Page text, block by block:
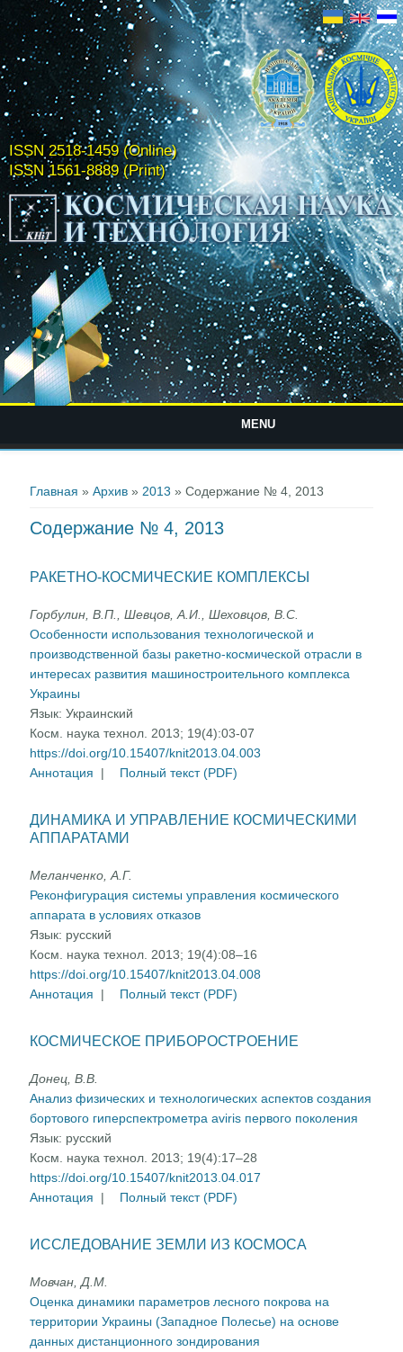
ISSN 2518-1459 (Online)
ISSN 1561-8889 (Print)
MENU
Главная »Архив » 2013 » Содержание № 4, 2013
Содержание № 4, 2013
РАКЕТНО-КОСМИЧЕСКИЕ КОМПЛЕКСЫ
Горбулин, В.П., Шевцов, А.И., Шеховцов, В.С.
Особенности использования технологической и
производственной базы ракетно-космической отрасли в
интересах развития машиностроительного комплекса
Украины
Язык:Украинский
Косм. наука технол. 2013; 19(4):03-07
https://doi.org/10.15407/knit2013.04.003
Аннотация
| Полный текст (PDF)
ДИНАМИКА И УПРАВЛЕНИЕ КОСМИЧЕСКИМИ
АППАРАТАМИ
Меланченко, А.Г.
Реконфигурация системы управления космического
аппарата в условиях отказов
Язык: русский
Косм. наука технол. 2013; 19(4):08–16
https://doi.org/10.15407/knit2013.04.008
Аннотация
| Полный текст (PDF)
КОСМИЧЕСКОЕ ПРИБОРОСТРОЕНИЕ
Донец, В.В.
Анализ физических и технологических аспектов создания
бортового гиперспектрометра аviris первого поколения
Язык: русский
Косм. наука технол. 2013; 19(4):17–28
https://doi.org/10.15407/knit2013.04.017
Аннотация
| Полный текст (PDF)
ИССЛЕДОВАНИЕ ЗЕМЛИ ИЗ КОСМОСА
Мовчан, Д.М.
Оценка динамики параметров лесного покрова на
территории Украины (Западное Полесье) на основе
данных дистанционного зондирования